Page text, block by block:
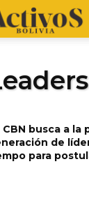
CBN busca a la
de
para